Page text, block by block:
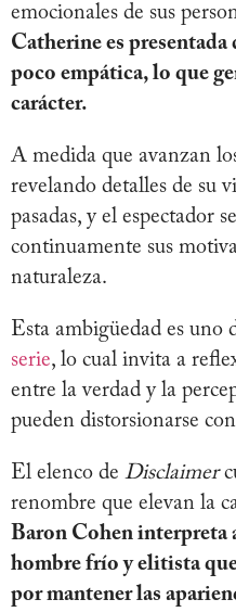
emocionales de sus
Catherine es presentada
poco empática, lo que
carácter.
A medida que avanzan
revelando detalles de su
pasadas, y el espectador
continuamente sus
naturaleza.
Esta ambigüedad es uno
serie, lo cual invita a
entre la verdad y la
pueden distorsionarse
El elenco de Disclaimer
renombre que elevan la
Baron Cohen interpreta
hombre frío y elitista
por mantener las